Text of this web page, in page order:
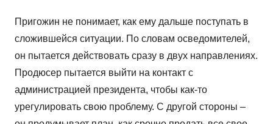
Пригожин не понимает, как ему дальше поступать в
сложившейся ситуации. По словам осведомителей,
он пытается действовать сразу в двух направлениях.
Продюсер пытается выйти на контакт с
администрацией президента, чтобы как-то
урегулировать свою проблему. С другой стороны –